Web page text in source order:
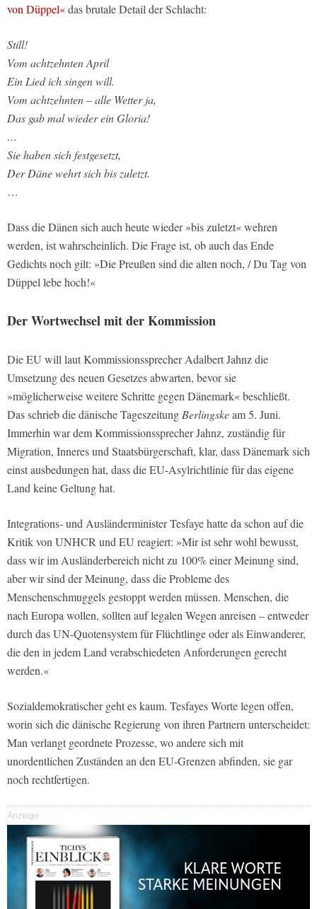
von Düppel«das brutale Detail der Schlacht:
Still!
Vom achtzehnten April
Ein Lied ich singen will.
Vom achtzehnten – alle Wetter ja,
Das gab mal wieder ein Gloria!
…
Sie haben sich festgesetzt,
Der Däne wehrt sich bis zuletzt.
…
Dass die Dänen sich auch heute wieder »bis zuletzt« wehren
werden, ist wahrscheinlich. Die Frage ist, ob auch das Ende
Gedichts noch gilt: »Die Preußen sind die alten noch, / Du Tag von
Düppel lebe hoch!«
Der Wortwechsel mit der Kommission
Die EU will laut Kommissionssprecher Adalbert Jahnz die
Umsetzung des neuen Gesetzes abwarten, bevor sie
»möglicherweise weitere Schritte gegen Dänemark« beschließt.
Das schrieb die dänische Tageszeitung Berlingskeam 5. Juni.
Immerhin war dem Kommissionssprecher Jahnz, zuständig für
Migration, Inneres und Staatsbürgerschaft, klar, dass Dänemark sich
einst ausbedungen hat, dass die EU-Asylrichtlinie für das eigene
Land keine Geltung hat.
Integrations- und Ausländerminister Tesfaye hatte da schon auf die
Kritik von UNHCR und EU reagiert: »Mir ist sehr wohl bewusst,
dass wir im Ausländerbereich nicht zu 100% einer Meinung sind,
aber wir sind der Meinung, dass die Probleme des
Menschenschmuggels gestoppt werden müssen. Menschen, die
nach Europa wollen, sollten auf legalen Wegen anreisen – entweder
durch das UN-Quotensystem für Flüchtlinge oder als Einwanderer,
die den in jedem Land verabschiedeten Anforderungen gerecht
werden.«
Sozialdemokratischer geht es kaum. Tesfayes Worte legen offen,
worin sich die dänische Regierung von ihren Partnern unterscheidet:
Man verlangt geordnete Prozesse, wo andere sich mit
unordentlichen Zuständen an den EU-Grenzen abfinden, sie gar
noch rechtfertigen.
Anzeige